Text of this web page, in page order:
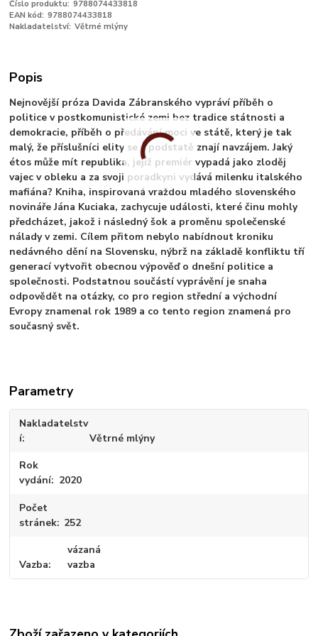
Číslo produktu: 9788074433818
EAN kód: 9788074433818
Nakladatelství: Větrné mlýny
Popis
Nejnovější próza Davida Zábranského vypráví příběh o
politice v postkomunistické zemi bez tradice státnosti a
demokracie, příběh o předávání moci ve státě, který je tak
malý, že příslušníci elity se v podstatě znají navzájem. Jaký
étos může mít republika, jejíž premiér vypadá jako zloděj
vajec v obleku a za svoji poradkyni vydává milenku italského
mafiána? Kniha, inspirovaná vraždou mladého slovenského
novináře Jána Kuciaka, zachycuje události, které činu mohly
předcházet, jakož i následný šok a proměnu společenské
nálady v zemi. Cílem přitom nebylo nabídnout kroniku
nedávného dění na Slovensku, nýbrž na základě konfliktu tří
generací vytvořit obecnou výpověď o dnešní politice a
společnosti. Podstatnou součástí vyprávění je snaha
odpovědět na otázky, co pro region střední a východní
Evropy znamenal rok 1989 a co tento region znamená pro
současný svět.
Parametry
Nakladatelstv
í
Větrné mlýny
Rok
vydání
2020
Počet
stránek 252
Vazba
vázaná
vazba